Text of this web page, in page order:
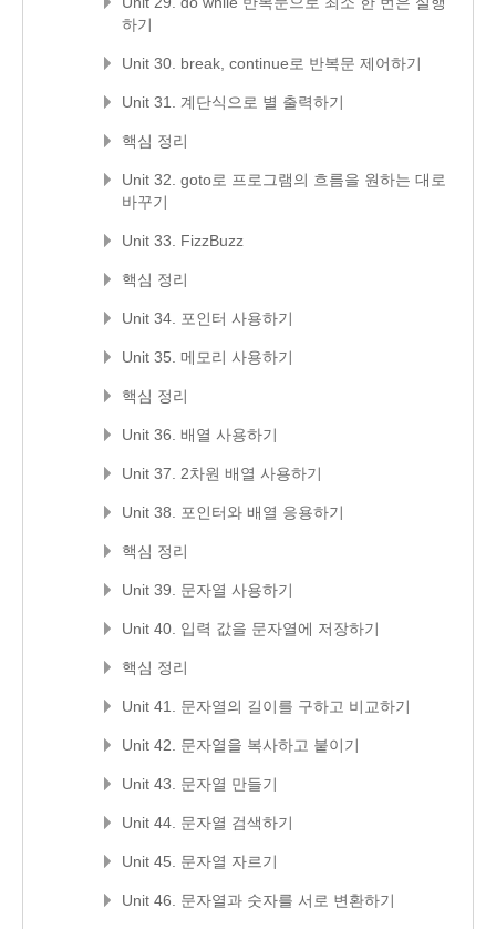
하기
Unit 30. break, continue로 반복문 제어하기
Unit 31. 계단식으로 별 출력하기
핵심 정리
Unit 32. goto로 프로그램의 흐름을 원하는 대로
바꾸기
Unit 33. FizzBuzz
핵심 정리
Unit 34. 포인터 사용하기
Unit 35. 메모리 사용하기
핵심 정리
Unit 36. 배열 사용하기
Unit 37. 2차원 배열 사용하기
Unit 38. 포인터와 배열 응용하기
핵심 정리
Unit 39. 문자열 사용하기
Unit 40. 입력 값을 문자열에 저장하기
핵심 정리
Unit 41. 문자열의 길이를 구하고 비교하기
Unit 42. 문자열을 복사하고 붙이기
Unit 43. 문자열 만들기
Unit 44. 문자열 검색하기
Unit 45. 문자열 자르기
Unit 46. 문자열과 숫자를 서로 변환하기